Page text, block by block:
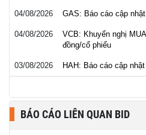
04/08/2026 GAS: Báo cáo cập
04/08/2026
VCB: Khuyến nghị
đồng/cổ phiếu
03/08/2026 HAH: Báo cáo cập
BÁO CÁO LIÊN QUAN BID